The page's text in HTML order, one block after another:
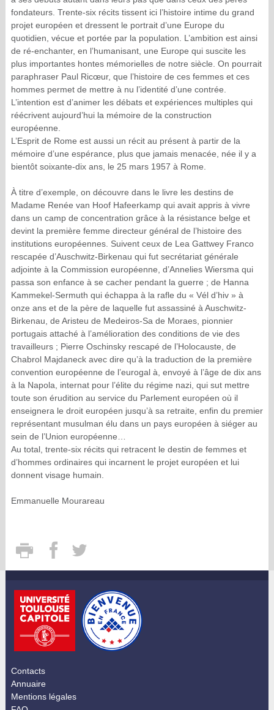
fondateurs. Trente-six récits tissent ici l’histoire intime du grand
projet européen et dressent le portrait d’une Europe du
quotidien, vécue et portée par la population. L’ambition est ainsi
de ré-enchanter, en l’humanisant, une Europe qui suscite les
plus importantes hontes mémorielles de notre siècle. On pourrait
paraphraser Paul Ricœur, que l’histoire de ces femmes et ces
hommes permet de mettre à nu l’identité d’une contrée.
L’intention est d’animer les débats et expériences multiples qui
réécrivent aujourd’hui la mémoire de la construction
européenne.
L’Esprit de Rome est aussi un récit au présent à partir de la
mémoire d’une espérance, plus que jamais menacée, née il y a
bientôt soixante-dix ans, le 25 mars 1957 à Rome.
À titre d’exemple, on découvre dans le livre les destins de
Madame Renée van Hoof Hafeerkamp qui avait appris à vivre
dans un camp de concentration grâce à la résistance belge et
devint la première femme directeur général de l’histoire des
institutions européennes. Suivent ceux de Lea Gattwey Franco
rescapée d’Auschwitz-Birkenau qui fut secrétariat générale
adjointe à la Commission européenne, d’Annelies Wiersma qui
passa son enfance à se cacher pendant la guerre ; de Hanna
Kammekel-Sermuth qui échappa à la rafle du « Vél d’hiv » à
onze ans et de la père de laquelle fut assassiné à Auschwitz-
Birkenau, de Aristeu de Medeiros-Sa de Moraes, pionnier
portugais attaché à l’amélioration des conditions de vie des
travailleurs ; Pierre Oschinsky rescapé de l’Holocauste, de
Chabrol Majdaneck avec dire qu’à la traduction de la première
convention européenne de l’eurogal à, envoyé à l’âge de dix ans
à la Napola, internat pour l’élite du régime nazi, qui sut mettre
toute son érudition au service du Parlement européen où il
enseignera le droit européen jusqu’à sa retraite, enfin du premier
représentant musulman élu dans un pays européen à siéger au
sein de l’Union européenne…
Au total, trente-six récits qui retracent le destin de femmes et
d’hommes ordinaires qui incarnent le projet européen et lui
donnent visage humain.
Emmanuelle Mourareau
Contacts
Annuaire
Mentions légales